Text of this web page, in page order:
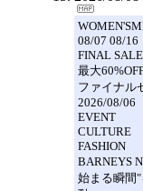
08/07 08/16
FINAL SALE
最大
ファイナル
2026/08/06
EVENT
CULTURE
FASHION
BARNEYS
始まる瞬間